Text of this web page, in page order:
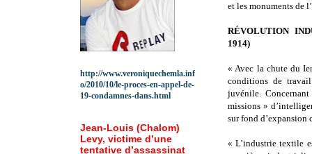
et les monuments de
RÉVOLUTION
1914)
« Avec la chute du
conditions de
juvénile.
missions »
sur fond d’expansion
« L’industrie textile
http://www.veroniquechemla.inf
o/2010/10/le-proces-en-appel-de-
19-condamnes-dans.html
Jean-Louis (Chalom)
Levy, victime d’une
tentative d’assassinat